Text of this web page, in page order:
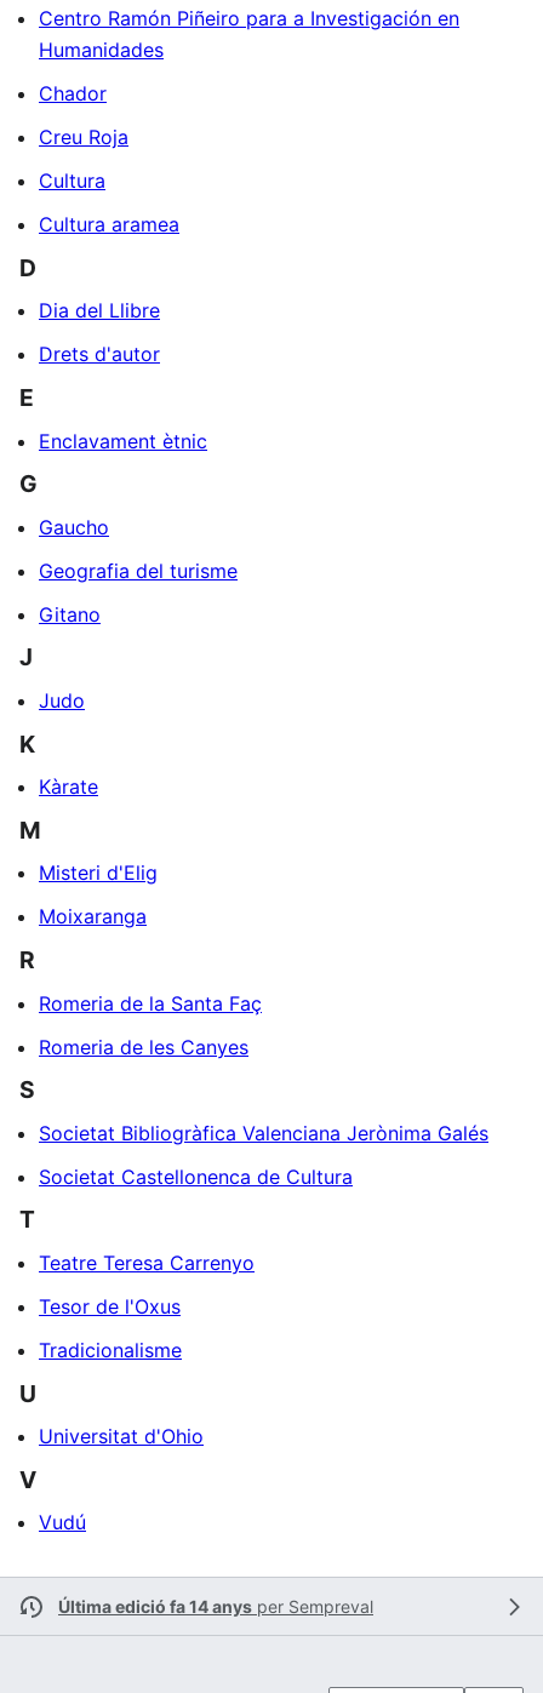
Centro Ramón Piñeiro para a Investigación en
Humanidades
Chador
Creu Roja
Cultura
Cultura aramea
D
Dia del Llibre
Drets d'autor
E
Enclavament ètnic
G
Gaucho
Geografia del turisme
Gitano
J
Judo
K
Kàrate
M
Misteri d'Elig
Moixaranga
R
Romeria de la Santa Faç
Romeria de les Canyes
S
Societat Bibliogràfica Valenciana Jerònima Galés
Societat Castellonenca de Cultura
T
Teatre Teresa Carrenyo
Tesor de l'Oxus
Tradicionalisme
U
Universitat d'Ohio
V
Vudú
Última edició fa 14 anys per Sempreval